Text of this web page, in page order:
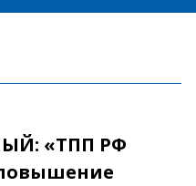
«ТПП РФ